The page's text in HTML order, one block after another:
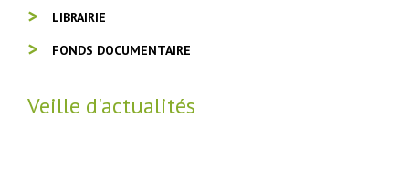
LIBRAIRIE
FONDS DOCUMENTAIRE
Veille d'actualités